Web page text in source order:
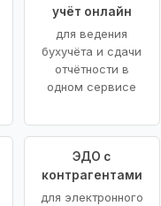
учёт онлайн
для ведения
бухучёта и сдачи
отчётности в
одном сервисе
ЭДО с
контрагентами
для электронного